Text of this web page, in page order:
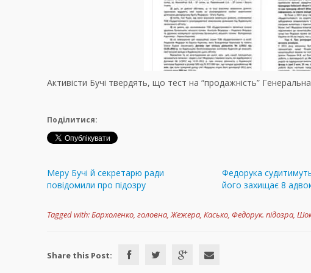
Активісти Бучі твердять, що тест на “продажність”
Поділитися:
Меру Бучі й секретарю ради
повідомили про підозру
Федорука
його захищає 8
Tagged with:Бархоленко, головна,Жежера, Касько, Федорук. підозра,
Share this Post: